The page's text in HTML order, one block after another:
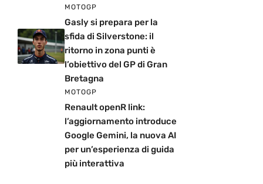
MOTOGP
Gasly si prepara per la
sfida di Silverstone: il
ritorno in zona punti è
l’obiettivo del GP di Gran
Bretagna
MOTOGP
Renault openR link:
l’aggiornamento introduce
Google Gemini, la nuova AI
per un’esperienza di guida
più interattiva